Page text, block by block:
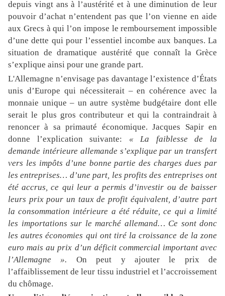
depuis vingt ans à l’austérité et à une diminution de leur
pouvoir d’achat n’entendent pas que l’on vienne en aide
aux Grecs à qui l’on impose le remboursement impossible
d’une dette qui pour l’essentiel incombe aux banques. La
situation de dramatique austérité que connaît la Grèce
s’explique ainsi pour une grande part.
L'Allemagne n’envisagepas davantage l’existence d’États
unis d’Europe qui nécessiterait –en cohérence avec la
monnaie unique – un autre système budgétaire dont elle
serait le plus gros contributeur et quila contraindrait à
renoncer à sa primauté économique.Jacques Sapir en
donne l’explication suivante: « La faiblesse de la
demande intérieure allemande s’explique par un transfert
vers les impôts d’une bonne partie des charges dues par
les entreprises… d’une part, les profits des entreprises ont
été accrus, ce qui leur a permis d’investir ou de baisser
leurs prix pour un taux de profit équivalent, d’autre part
la consommation intérieure a été réduite, ce qui a limité
les importations sur le marché allemand… Ce sont donc
les autres économies qui ont tiré la croissance de la zone
euro mais au prix d’un déficit commercial important avec
l’Allemagne ». On peut y ajouter le prix de
l’affaiblissement de leur tissu industriel et l’accroissement
du chômage.